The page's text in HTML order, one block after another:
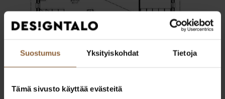
Suostumus Yksityiskohdat Tietoja
Tämä sivusto käyttää evästeitä